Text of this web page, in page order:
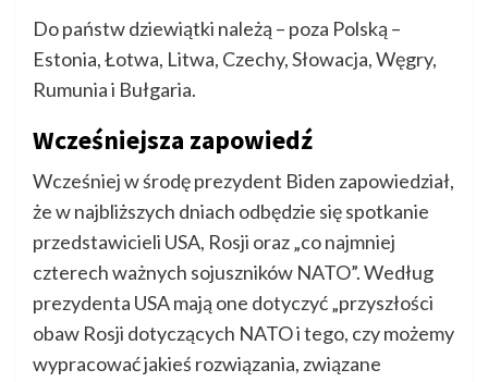
Do państw dziewiątki należą – poza Polską –
Estonia, Łotwa, Litwa, Czechy, Słowacja, Węgry,
Rumunia i Bułgaria.
Wcześniejsza zapowiedź
Wcześniej w środę prezydent Biden zapowiedział,
że w najbliższych dniach odbędzie się spotkanie
przedstawicieli USA, Rosji oraz „co najmniej
czterech ważnych sojuszników NATO”. Według
prezydenta USA mają one dotyczyć „przyszłości
obaw Rosji dotyczących NATO i tego, czy możemy
wypracować jakieś rozwiązania, związane